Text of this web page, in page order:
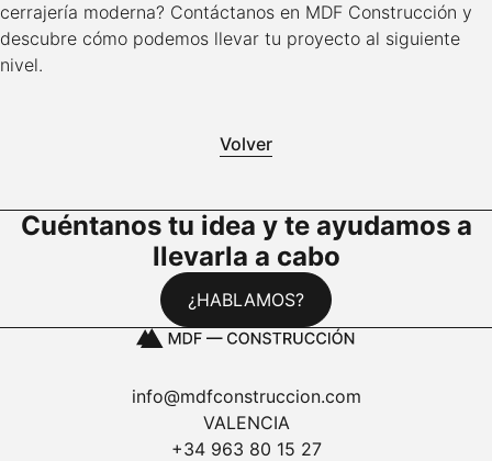
cerrajería moderna? Contáctanos en MDF Construcción y
descubre cómo podemos llevar tu proyecto al siguiente
nivel.
Volver
Cuéntanos tu idea y te ayudamos a
llevarla a cabo
¿HABLAMOS?
info@mdfconstruccion.com
VALENCIA
+34 963 80 15 27